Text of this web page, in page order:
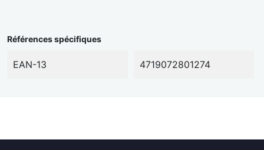
Références spécifiques
EAN-13 4719072801274